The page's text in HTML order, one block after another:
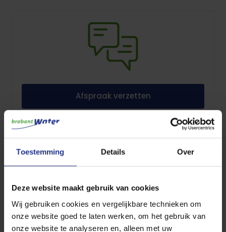
Toestemming Details Over
Deze website maakt gebruik van cookies
Wij gebruiken cookies en vergelijkbare technieken om
onze website goed te laten werken, om het gebruik van
onze website te analyseren en, alleen met uw
Afspraak verzetten
Meterstand doorgeven
Wilt u de meterstand doorgeven? U hoeft alleen de
meterstand door te geven als u van ons een e-mail of brief